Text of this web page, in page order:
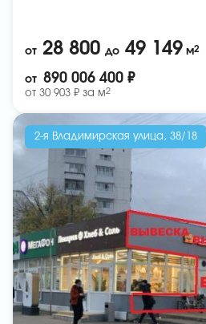
от 28 800 до 49 149 м2
от 890 006 400 ₽
от 30 903 ₽ за м2
2-я Владимирская улица, 38/18